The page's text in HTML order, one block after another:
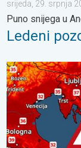
srijeda, 29. srpnja
Puno snijega u
Ledeni
Još malo toplije,